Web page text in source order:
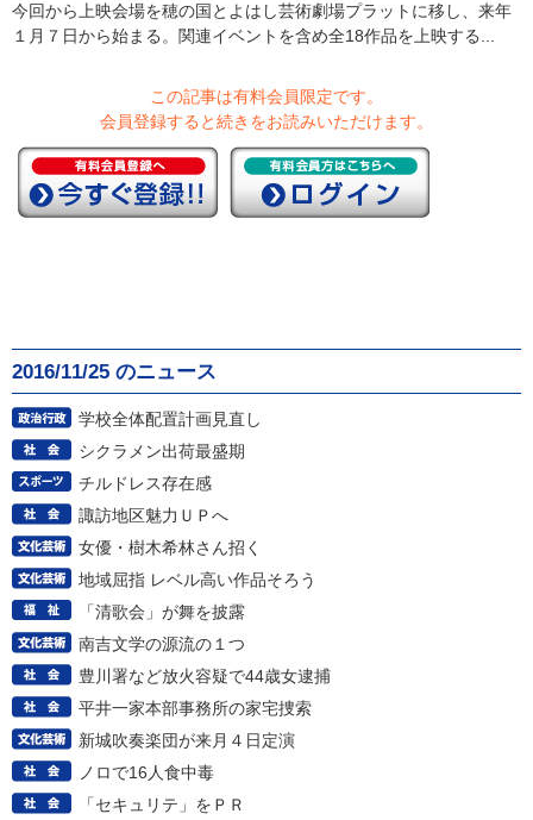
今回から上映会場を穂の国とよはし芸術劇場プラットに移し、来年
１月７日から始まる。関連イベントを含め全18作品を上映する...
この記事は有料会員限定です。
会員登録すると続きをお読みいただけます。
2016/11/25 のニュース
学校全体配置計画見直し
シクラメン出荷最盛期
チルドレス存在感
諏訪地区魅力ＵＰへ
女優・樹木希林さん招く
地域屈指 レベル高い作品そろう
「清歌会」が舞を披露
南吉文学の源流の１つ
豊川署など放火容疑で44歳女逮捕
平井一家本部事務所の家宅捜索
新城吹奏楽団が来月４日定演
ノロで16人食中毒
「セキュリテ」をＰＲ